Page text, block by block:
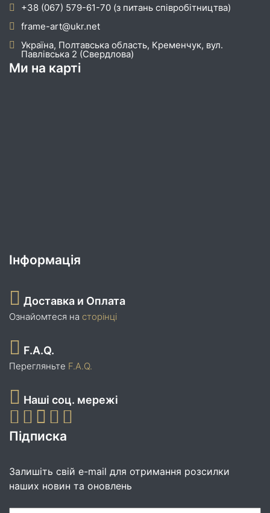
+38 (067) 579-61-70 (з питань співробітництва)
frame-art@ukr.net
Україна, Полтавська область, Кременчук, вул.
Павлівська 2 (Свердлова)
Ми на карті
Інформація
Доставка и Оплата
Ознайомтеся на сторінці
F.A.Q.
Перегляньте F.A.Q.
Наші соц. мережі
Підписка
Залишіть свій e-mail для отримання розсилки
наших новин та оновлень